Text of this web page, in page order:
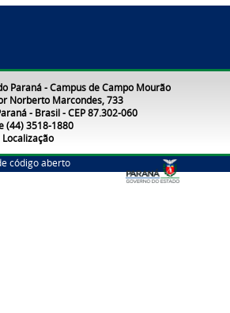
Paraná - Campus de Campo Mourão
Norberto Marcondes, 733
- Brasil - CEP 87.302-060
(44) 3518-1880
Localização
código aberto